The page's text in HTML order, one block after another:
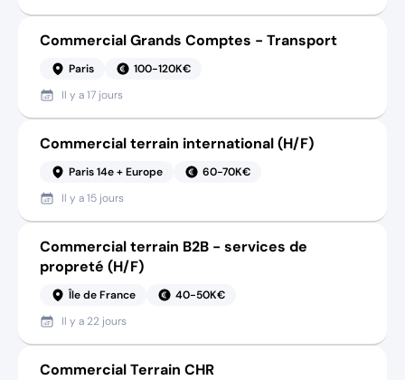
Commercial Grands Comptes - Transport
Paris
100-120K€
Il y a17 jours
Commercial terrain international (H/F)
Paris 14e + Europe
60-70K€
Il y a15 jours
Commercial terrain B2B - services de
propreté (H/F)
Île de France
40-50K€
Il y a 22 jours
Commercial Terrain CHR